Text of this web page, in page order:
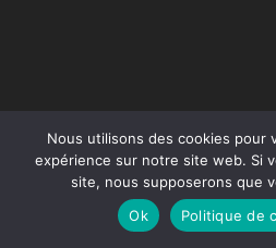
Nous utilisons des cookies pour
expérience sur notre site web. Si
site, nous supposerons que
Ok
Politique de